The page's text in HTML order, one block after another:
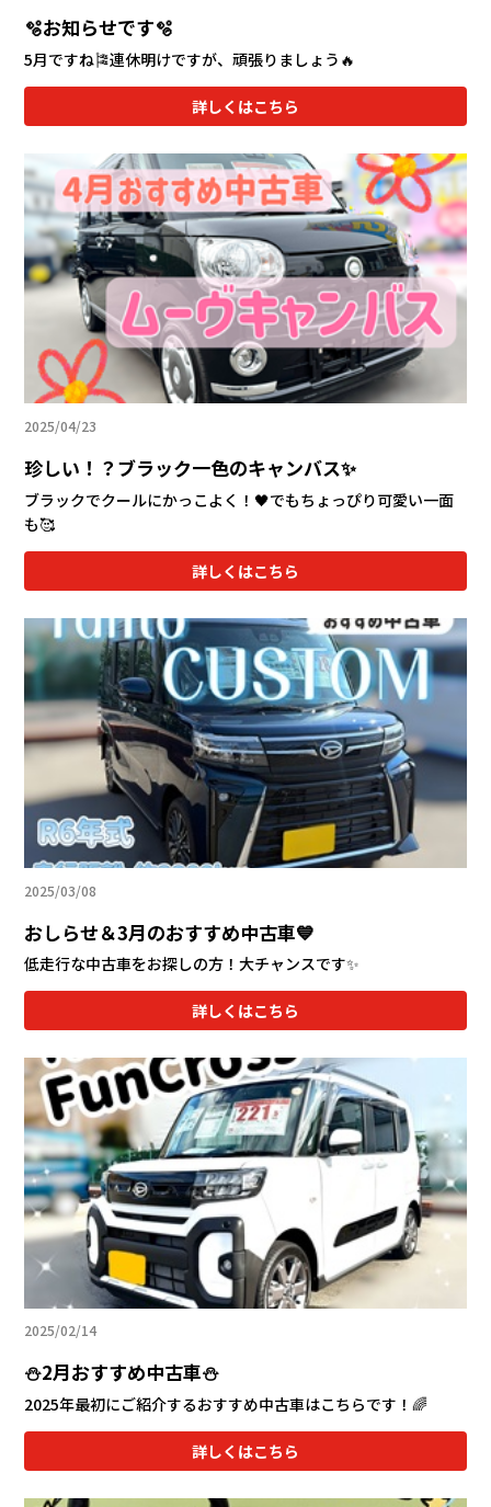
🫧お知らせです🫧
5月ですね🎏連休明けですが、頑張りましょう🔥
詳しくはこちら
2025/04/23
珍しい！？ブラック一色のキャンバス✨
ブラックでクールにかっこよく！🖤でもちょっぴり可愛い一面
も🥰
詳しくはこちら
2025/03/08
おしらせ＆3月のおすすめ中古車💙
低走行な中古車をお探しの方！大チャンスです✨
詳しくはこちら
2025/02/14
⛄2月おすすめ中古車⛄
2025年最初にご紹介するおすすめ中古車はこちらです！🌈
詳しくはこちら